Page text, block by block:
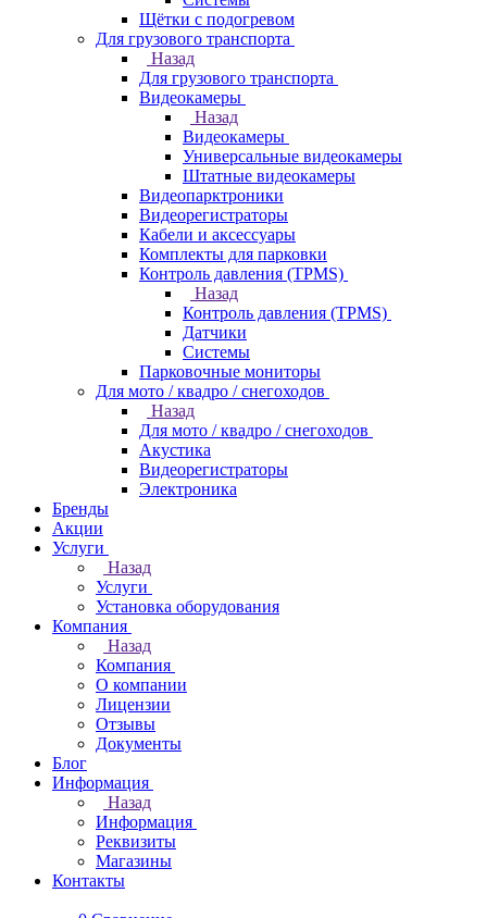
Щётки с подогревом
Для грузового транспорта
Назад
Для грузового транспорта
Видеокамеры
Назад
Видеокамеры
Универсальные видеокамеры
Штатные видеокамеры
Видеопарктроники
Видеорегистраторы
Кабели и аксессуары
Комплекты для парковки
Контроль давления (TPMS)
Назад
Контроль давления (TPMS)
Датчики
Системы
Парковочные мониторы
Для мото / квадро / снегоходов
Назад
Для мото / квадро / снегоходов
Акустика
Видеорегистраторы
Электроника
Бренды
Акции
Услуги
Назад
Услуги
Установка оборудования
Компания
Назад
Компания
О компании
Лицензии
Отзывы
Документы
Блог
Информация
Назад
Информация
Реквизиты
Магазины
Контакты